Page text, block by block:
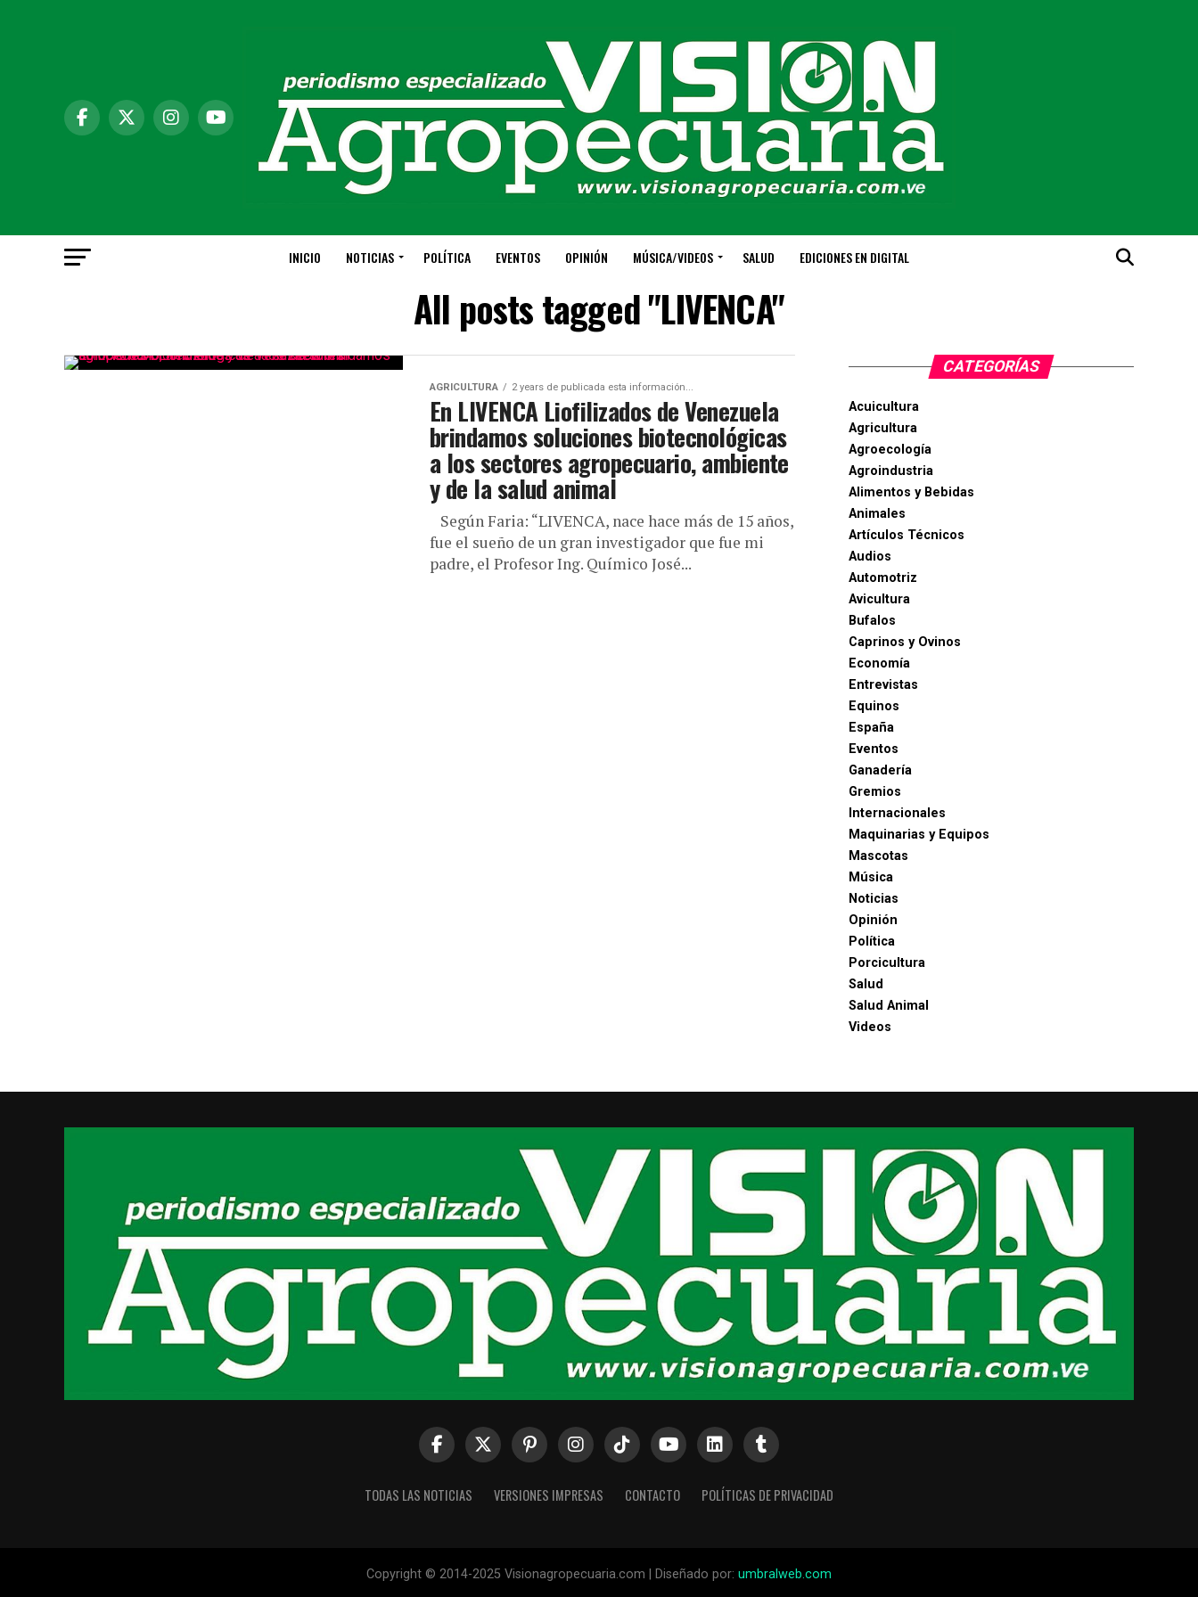
INICIO NOTICIAS POLÍTICA EVENTOS OPINIÓN MÚSICA/VIDEOS SALUD EDICIONES EN DIGITAL
All posts tagged "LIVENCA"
AGRICULTURA 2 years de publicada esta información...
En LIVENCA Liofilizados de Venezuela
brindamos soluciones biotecnológicas
a los sectores agropecuario, ambiente
y de la salud animal
Según Faria: “LIVENCA, nace hace más de 15 años,
fue el sueño de un gran investigador que fue mi
padre, el Profesor Ing. Químico José...
CATEGORÍAS
Acuicultura
Agricultura
Agroecología
Agroindustria
Alimentos y Bebidas
Animales
Artículos Técnicos
Audios
Automotriz
Avicultura
Bufalos
Caprinos y Ovinos
Economía
Entrevistas
Equinos
España
Eventos
Ganadería
Gremios
Internacionales
Maquinarias y Equipos
Mascotas
Música
Noticias
Opinión
Política
Porcicultura
Salud
Salud Animal
Videos
TODAS LAS NOTICIAS VERSIONES IMPRESAS CONTACTO POLÍTICAS DE PRIVACIDAD
Copyright © 2014-2025 Visionagropecuaria.com | Diseñado por: umbralweb.com